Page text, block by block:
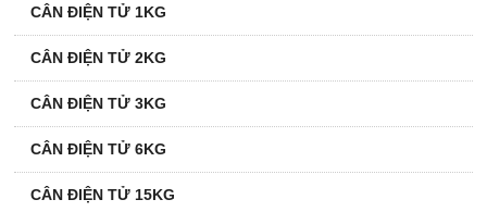
CÂN ĐIỆN TỬ 1KG
CÂN ĐIỆN TỬ 2KG
CÂN ĐIỆN TỬ 3KG
CÂN ĐIỆN TỬ 6KG
CÂN ĐIỆN TỬ 15KG